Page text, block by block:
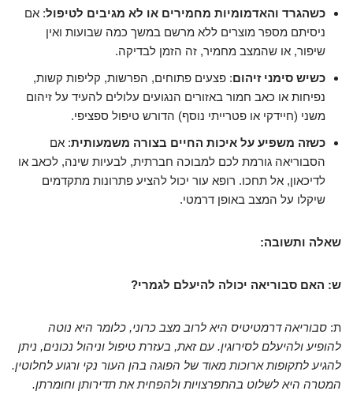
כשהגרד והאדמומיות מחמירים או לא מגיבים לטיפול: אם
ניסיתם מספר מוצרים ללא מרשם במשך כמה שבועות ואין
שיפור, או שהמצב מחמיר, זה הזמן לבדיקה.
כשיש סימני זיהום: פצעים פתוחים, הפרשות, קליפות קשות,
נפיחות או כאב חמור באזורים הנגועים עלולים להעיד על זיהום
משני (חיידקי או פטרייתי נוסף) הדורש טיפול ספציפי.
כשזה משפיע על איכות החיים בצורה משמעותית: אם
הסבוריאה גורמת לכם למבוכה חברתית, לבעיות שינה, לכאב או
לדיכאון, אל תחכו. רופא עור יכול להציע פתרונות מתקדמים
שיקלו על המצב באופן דרמטי.
שאלה ותשובה:
ש: האם סבוריאה יכולה להיעלם לגמרי?
ת: סבוריאה דרמטיטיס היא לרוב מצב כרוני, כלומר היא נוטה
להופיע ולהיעלם לסירוגין. עם זאת, בעזרת טיפול וניהול נכונים, ניתן
להגיע לתקופות ארוכות מאוד של הפוגה בהן העור נקי ורגוע לחלוטין.
המטרה היא לשלוט בהתפרצויות ולהפחית את תדירותן וחומרתן.